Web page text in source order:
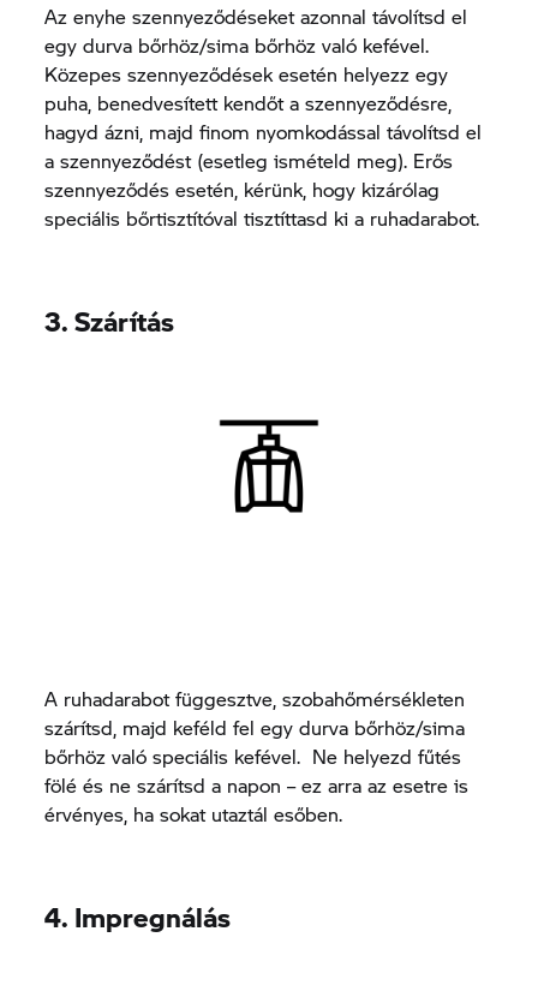
Az enyhe szennyeződéseket azonnal távolítsd el
egy durva bőrhöz/sima bőrhöz való kefével.
Közepes szennyeződések esetén helyezz egy
puha, benedvesített kendőt a szennyeződésre,
hagyd ázni, majd finom nyomkodással távolítsd el
a szennyeződést (esetleg ismételd meg). Erős
szennyeződés esetén, kérünk, hogy kizárólag
speciális bőrtisztítóval tisztíttasd ki a ruhadarabot.
3. Szárítás
A ruhadarabot függesztve, szobahőmérsékleten
szárítsd, majd keféld fel egy durva bőrhöz/sima
bőrhöz való speciális kefével. Ne helyezd fűtés
fölé és ne szárítsd a napon – ez arra az esetre is
érvényes, ha sokat utaztál esőben.
4. Impregnálás